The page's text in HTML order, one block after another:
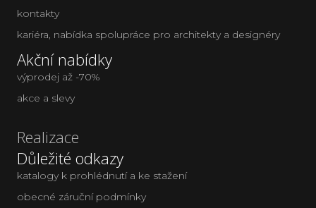
kontakty
kariéra, nabídka spolupráce pro architekty a designéry
Akční nabídky
výprodej až -70%
akce a slevy
Realizace
Důležité odkazy
katalogy k prohlédnutí a ke stažení
obecné záruční podmínky